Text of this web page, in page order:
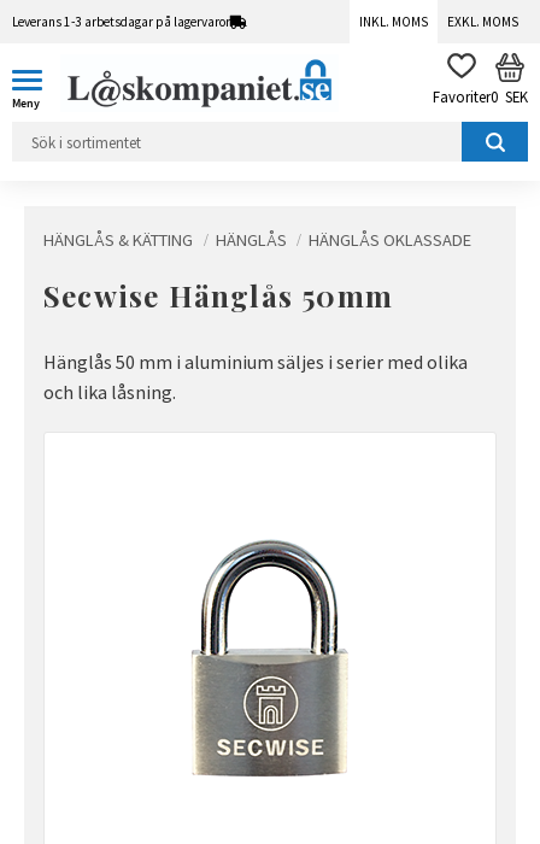
Leverans 1-3 arbetsdagar på lagervaror INKL. MOMS EXKL. MOMS
FAVORITER
0 SEK
HÄNGLÅS & KÄTTING HÄNGLÅS HÄNGLÅS OKLASSADE
Secwise Hänglås 50mm
Hänglås 50 mm i aluminium säljes i serier med olika
och lika låsning.